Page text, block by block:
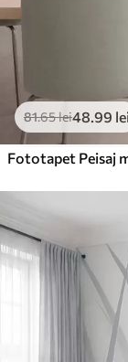
81.65lei48.99
Fototapet Peisaj